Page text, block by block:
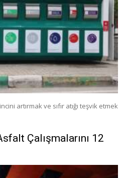
artırmak ve sıfır atığı teşvik etmek
Çalışmalarını 12